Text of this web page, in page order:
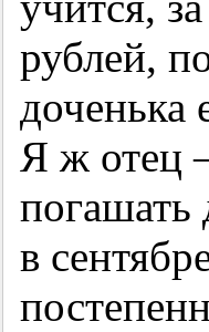
рублей,
доченька
Я ж отец
погашать
в